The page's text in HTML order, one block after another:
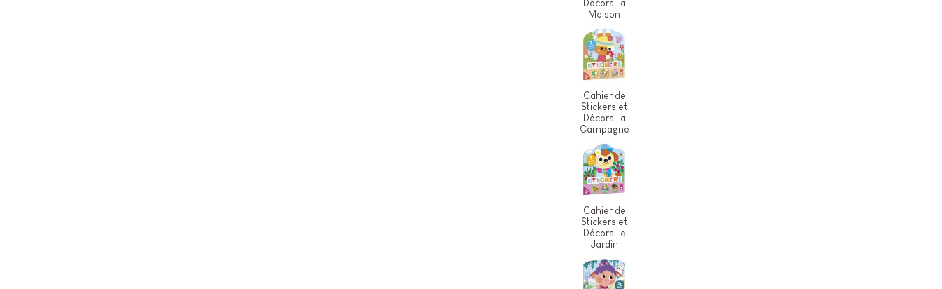
Décors La
Maison
Cahier de
Stickers et
Décors La
Campagne
Cahier de
Stickers et
Décors Le
Jardin